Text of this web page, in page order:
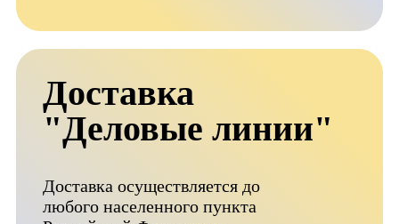
Доставка
"Деловые линии"
Доставка осуществляется до
любого населенного пункта